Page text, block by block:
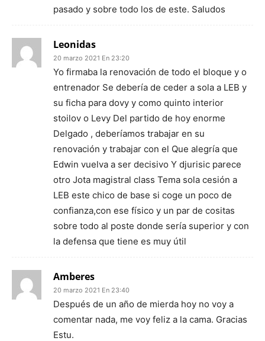
pasado y sobre todo los de este. Saludos
Leonidas
20 marzo 2021 En 23:20
Yo firmaba la renovación de todo el bloque y o
entrenador Se debería de ceder a sola a LEB y
su ficha para dovy y como quinto interior
stoilov o Levy Del partido de hoy enorme
Delgado , deberíamos trabajar en su
renovación y trabajar con el Que alegría que
Edwin vuelva a ser decisivo Y djurisic parece
otro Jota magistral class Tema sola cesión a
LEB este chico de base si coge un poco de
confianza,con ese físico y un par de cositas
sobre todo al poste donde sería superior y con
la defensa que tiene es muy útil
Amberes
20 marzo 2021 En 23:40
Después de un año de mierda hoy no voy a
comentar nada, me voy feliz a la cama. Gracias
Estu.